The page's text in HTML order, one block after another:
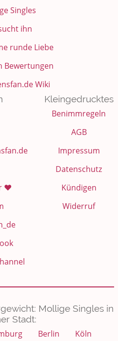
Singles
ihn
runde Liebe
Bewertungen
Wiki
❤️
Kleingedrucktes
Benimmregeln
AGB
Impressum
Datenschutz
Kündigen
Widerruf
Mollige Singles in
Stadt:
Berlin Köln